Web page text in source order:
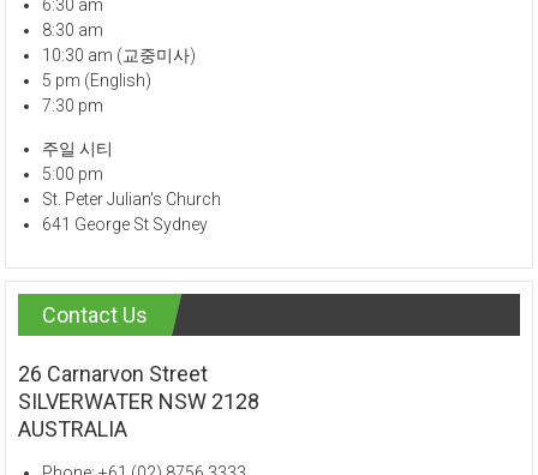
6:30 am
8:30 am
10:30 am (교중미사)
5 pm (English)
7:30 pm
주일 시티
5:00 pm
St. Peter Julian's Church
641 George St Sydney
Contact Us
26 Carnarvon Street
SILVERWATER NSW 2128
AUSTRALIA